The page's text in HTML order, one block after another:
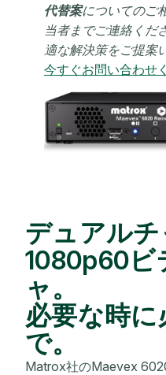
代替案についてのご
当者までご連絡くだ
適な解決策をご提案
今すぐお問い合わせ
デュアル
1080p60ビ
ャ。
必要な時
で。
Matrox社のMaevex